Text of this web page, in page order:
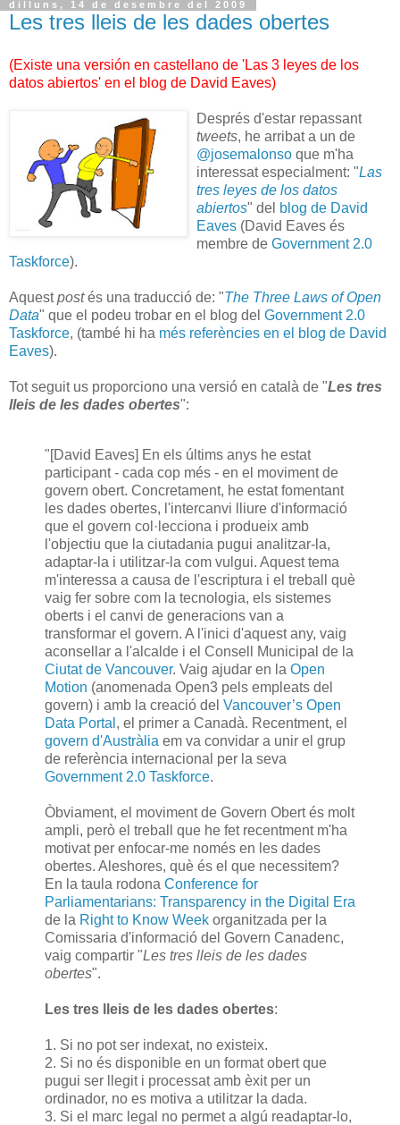
dilluns, 14 de desembre del 2009
Les tres lleis de les dades obertes
(Existe una versión en castellano de 'Las 3 leyes de los
datos abiertos' en el blog de David Eaves)
Després d'estar repassant
tweets, he arribat a un de
@josemalonso que m'ha
interessat especialment: "Las
tres leyes de los datos
abiertos" del blog de David
Eaves (David Eaves és
membre de Government 2.0
Taskforce).
Aquestpostés una traducció de: "The Three Laws of Open
Data" que el podeu trobar en el blog del Government 2.0
Taskforce, (també hi ha més referències en el blog de David
Eaves).
Tot seguit us proporciono una versió en català de "Les tres
lleis de les dades obertes":
"[David Eaves] En els últims anys he estat
participant - cada cop més - en el moviment de
govern obert. Concretament, he estat fomentant
les dades obertes, l'intercanvi lliure d'informació
que el govern col·lecciona i produeix amb
l'objectiu que la ciutadania pugui analitzar-la,
adaptar-la i utilitzar-la com vulgui. Aquest tema
m'interessa a causa de l'escriptura i el treball què
vaig fer sobre com la tecnologia, els sistemes
oberts i el canvi de generacions van a
transformar el govern. A l'inici d'aquest any, vaig
aconsellar a l'alcalde i el Consell Municipal de la
Ciutat de Vancouver. Vaig ajudar en la Open
Motion (anomenada Open3 pels empleats del
govern) i amb la creació del Vancouver’s Open
Data Portal , el primer a Canadà. Recentment, el
govern d'Austràlia em va convidar a unir el grup
de referència internacional per la seva
Government 2.0 Taskforce.
Òbviament, el moviment de Govern Obert és molt
ampli, però el treball que he fet recentment m'ha
motivat per enfocar-me només en les dades
obertes. Aleshores, què és el que necessitem?
En la taula rodona Conference for
Parliamentarians: Transparency in the Digital Era
de la Right to Know Week organitzada per la
Comissaria d'informació del Govern Canadenc,
vaig compartir "Les tres lleis de les dades
obertes".
Les tres lleis de les dades obertes:
1. Si no pot ser indexat, no existeix.
2. Si no és disponible en un format obert que
pugui ser llegit i processat amb èxit per un
ordinador, no es motiva a utilitzar la dada.
3. Si el marc legal no permet a algú readaptar-lo,